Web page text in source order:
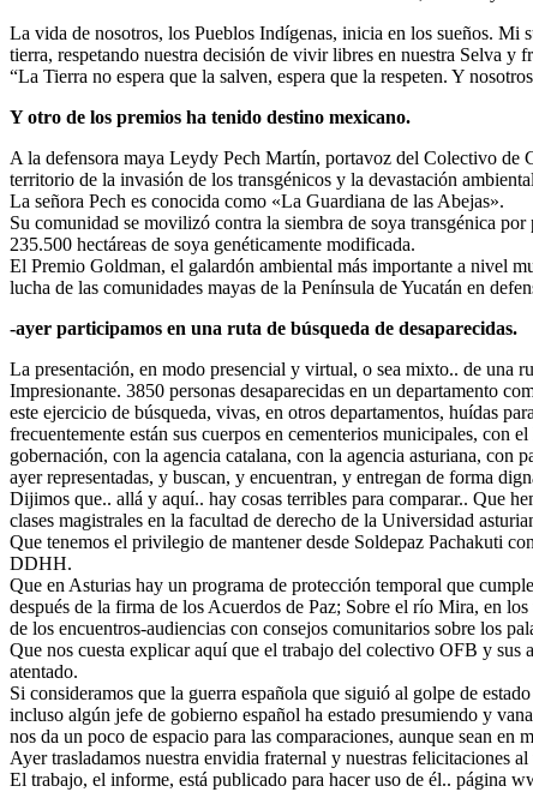
La vida de nosotros, los Pueblos Indígenas, inicia en los sueños. Mi
tierra, respetando nuestra decisión de vivir libres en nuestra Selva y
“La Tierra no espera que la salven, espera que la respeten. Y
Y otro de los premios ha tenido destino mexicano.
A la defensora maya Leydy Pech Martín, portavoz del Colectivo de
territorio de la invasión de los transgénicos y la devastación
La señora Pech es conocida como «La Guardiana de las Abejas».
Su comunidad se movilizó contra la siembra de soya transgénica
235.500 hectáreas de soya genéticamente modificada.
El Premio Goldman, el galardón ambiental más importante a nivel
lucha de las comunidades mayas de la Península de Yucatán en
-ayer participamos en una ruta de búsqueda de desaparecidas.
La presentación, en modo presencial y virtual, o sea mixto.. de una
Impresionante. 3850 personas desaparecidas en un departamento
este ejercicio de búsqueda, vivas, en otros departamentos, huídas
frecuentemente están sus cuerpos en cementerios municipales,
gobernación, con la agencia catalana, con la agencia asturiana, con
ayer representadas, y buscan, y encuentran, y entregan de forma
Dijimos que.. allá y aquí.. hay cosas terribles para comparar.. Que
clases magistrales en la facultad de derecho de la Universidad
Que tenemos el privilegio de mantener desde Soldepaz Pachakuti
DDHH.
Que en Asturias hay un programa de protección temporal que
después de la firma de los Acuerdos de Paz; Sobre el río Mira, en
de los encuentros-audiencias con consejos comunitarios sobre los
Que nos cuesta explicar aquí que el trabajo del colectivo OFB y sus
atentado.
Si consideramos que la guerra española que siguió al golpe de
incluso algún jefe de gobierno español ha estado presumiendo y
nos da un poco de espacio para las comparaciones, aunque sean en
Ayer trasladamos nuestra envidia fraternal y nuestras felicitaciones
El trabajo, el informe, está publicado para hacer uso de él.. página